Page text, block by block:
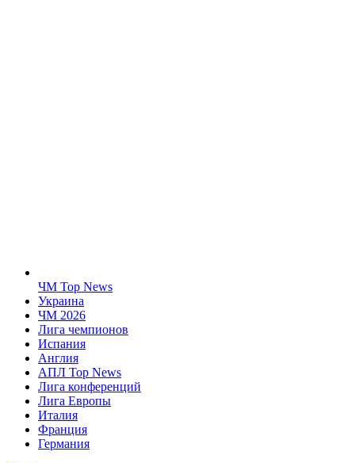
ЧМ Top News
Украина
ЧМ 2026
Лига чемпионов
Испания
Англия
АПЛ Top News
Лига конференций
Лига Европы
Италия
Франция
Германия